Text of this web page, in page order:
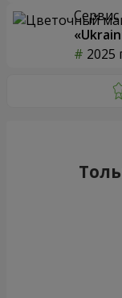
2025